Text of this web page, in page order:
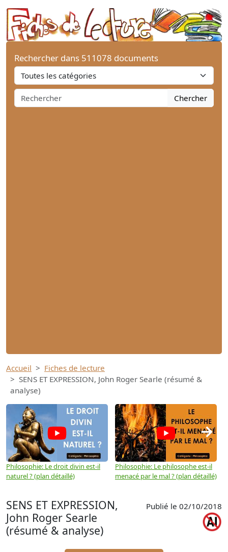
Rechercher dans 511078 documents
Chercher
Accueil
Fiches de lecture
SENS ET EXPRESSION, John Roger Searle (résumé &
analyse)
Philosophie: Le droit divin est-il
naturel ? (plan détaillé)
Philosophie: Le philosophe est-il
menacé par le mal ? (plan détaillé)
→
SENS ET EXPRESSION,
John Roger Searle
(résumé & analyse)
Publié le 02/10/2018